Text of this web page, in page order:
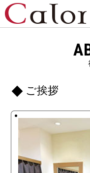
ご挨拶